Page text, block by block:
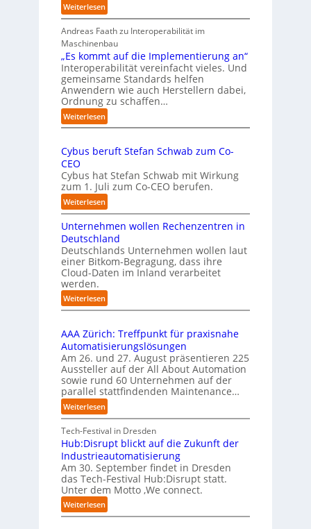
s
n
d
m
B
i
t
k
m
D
S
I
I
n
e
x
a
a
t
z
1
7
Weiterlesen:
P
r
ä
z
i
s
e
2
D
-
n
p
e
k
t
o
n
m
i
t
n
a
t
v
e
r
E
d
g
e
-
I
n
t
e
l
l
i
g
Andreas Faath zu Interoperabilität im
Maschinenbau
„Es kommt auf die Implementierung an“
Interoperabilität vereinfacht vieles. Und
gemeinsame Standards helfen
Anwendern wie auch Herstellern dabei,
Ordnung zu schaffen…
Weiterlesen:
„
s
o
m
m
t
u
f
d
i
I
m
e
m
e
n
t
i
e
r
u
n
g
a
n
“
Cybus beruft Stefan Schwab zum Co-
CEO
Cybus hat Stefan Schwab mit Wirkung
zum 1. Juli zum Co-CEO berufen.
Weiterlesen:
C
y
b
u
s
b
r
u
t
S
t
e
f
a
n
S
h
w
a
b
z
u
m
C
Unternehmen wollen Rechenzentren in
Deutschland
Deutschlands Unternehmen wollen laut
einer Bitkom-Begragung, dass ihre
Cloud-Daten im Inland verarbeitet
werden.
Weiterlesen:
U
t
e
r
n
e
h
m
e
n
w
o
l
l
e
n
R
AAA Zürich: Treffpunkt für praxisnahe
Automatisierungslösungen
Am 26. und 27. August präsentieren 225
Aussteller auf der All About Automation
sowie rund 60 Unternehmen auf der
parallel stattfindenden Maintenance…
Weiterlesen:
A
A
A
Z
ü
r
i
c
h
Tech-Festival in Dresden
Hub:Disrupt blickt auf die Zukunft der
Industrieautomatisierung
Am 30. September findet in Dresden
das Tech-Festival Hub:Disrupt statt.
Unter dem Motto ‚We connect.
Weiterlesen:
H